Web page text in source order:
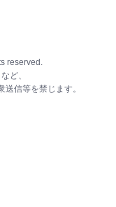
reserved.
ど、
信等を禁じます。